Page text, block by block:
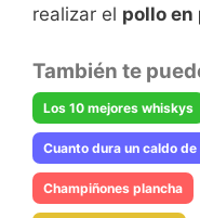
realizar el pollo en
También te
Los 10 mejores whiskys
Cuanto dura un caldo
Champiñones plancha